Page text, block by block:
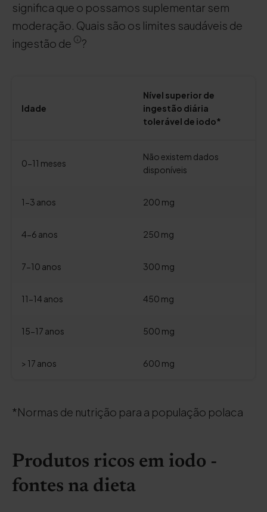
significa que o possamos suplementar sem
moderação. Quais são os limites saudáveis de
ingestão de
?
Idade
Nível superior de
ingestão diária
tolerável de iodo*
0-11 meses
Não existem dados
disponíveis
1-3 anos 200 mg
4-6 anos 250 mg
7-10 anos 300 mg
11-14 anos 450 mg
15-17 anos 500 mg
> 17 anos 600 mg
*Normas de nutrição para a população polaca
Produtos ricos em iodo -
fontes na dieta